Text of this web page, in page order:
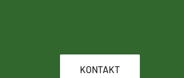
KONTAKT